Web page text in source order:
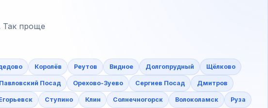
Так проще
Королёв Реутов Видное Долгопрудный Щёлково
Павловский Посад Орехово-Зуево Сергиев Посад Дмитров
Ступино Клин Солнечногорск Волоколамск Руза